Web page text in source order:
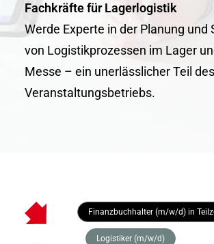
Fachkräfte für Lagerlogistik
Werde Experte in der Planung und
von Logistikprozessen im Lager
Messe – ein unerlässlicher Teil des
Veranstaltungsbetriebs.
Finanzbuchhalter (m/w/d) in
Logistiker (m/w/d)